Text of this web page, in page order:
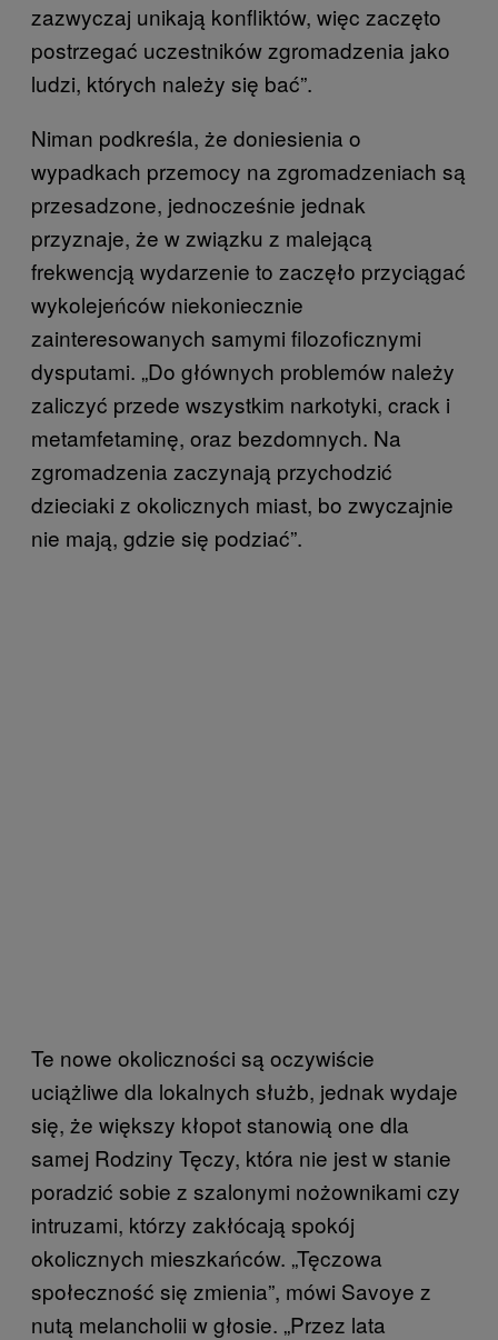
zazwyczaj unikają konfliktów, więc zaczęto
postrzegać uczestników zgromadzenia jako
ludzi, których należy się bać”.
Niman podkreśla, że doniesienia o
wypadkach przemocy na zgromadzeniach są
przesadzone, jednocześnie jednak
przyznaje, że w związku z malejącą
frekwencją wydarzenie to zaczęło przyciągać
wykolejeńców niekoniecznie
zainteresowanych samymi filozoficznymi
dysputami. „Do głównych problemów należy
zaliczyć przede wszystkim narkotyki, crack i
metamfetaminę, oraz bezdomnych. Na
zgromadzenia zaczynają przychodzić
dzieciaki z okolicznych miast, bo zwyczajnie
nie mają, gdzie się podziać”.
Te nowe okoliczności są oczywiście
uciążliwe dla lokalnych służb, jednak wydaje
się, że większy kłopot stanowią one dla
samej Rodziny Tęczy, która nie jest w stanie
poradzić sobie z szalonymi nożownikami czy
intruzami, którzy zakłócają spokój
okolicznych mieszkańców. „Tęczowa
społeczność się zmienia”, mówi Savoye z
nutą melancholii w głosie. „Przez lata